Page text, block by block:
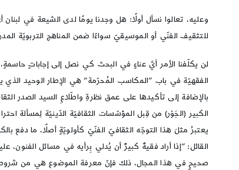
وعليه، تعالوا نسأل أولًا: هل وجدنا يومًا لدى الشيعة في
للتثقيف الفنّي أو الموسيقيّ سواءًا ضمن المناهج التربويّة
لن يكلّفنا الأمر أيَّ عناءٍ في البحث كي نصل إلى إجاباتٍ حاسمةٍ،
الفقهيّة في باب “المكاسب المُحرّمة” هي الإطار الوحيد
بالإضافة إلى تأكيدها على عمق نظرةِ واطّلاعِ السيد الصدر
الكبير (الجَوْر) من قِبل المؤسّسات الثقافيّة الدّينيّة لِمسألة
يعتبرُ مثلَ هذا التوجّه الثقافيّ الفنّيّ كأولويّةٍ أصلًا، ما دفع
القائل: “إذا أراد فقيهٌ كبيرٌ أن يُدلي بِرأيه في مسائل
صحيحٍ في هذا المجال، ذلك فإنّ معرفة الموضوع هي من شروط